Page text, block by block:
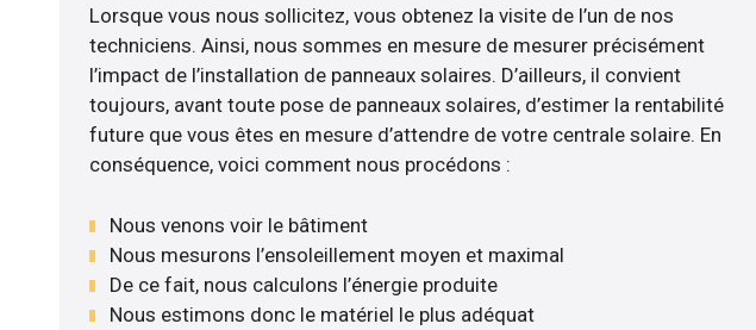
Lorsque vous nous sollicitez, vous obtenez la visite de l’un de nos
techniciens. Ainsi, nous sommes en mesure de mesurer précisément
l’impact de l’installation de panneaux solaires. D’ailleurs, il convient
toujours, avant toute pose de panneaux solaires, d’estimer la rentabilité
future que vous êtes en mesure d’attendre de votre centrale solaire. En
conséquence, voici comment nous procédons :
Nous venons voir le bâtiment
Nous mesurons l’ensoleillement moyen et maximal
De ce fait, nous calculons l’énergie produite
Nous estimons donc le matériel le plus adéquat